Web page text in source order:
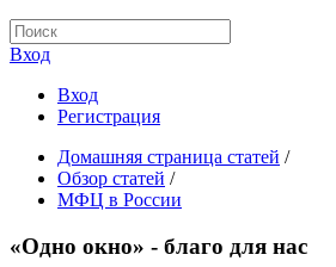
Вход
Вход
Регистрация
Домашняя страница статей /
Обзор статей /
МФЦ в России
«Одно окно» - благо для нас